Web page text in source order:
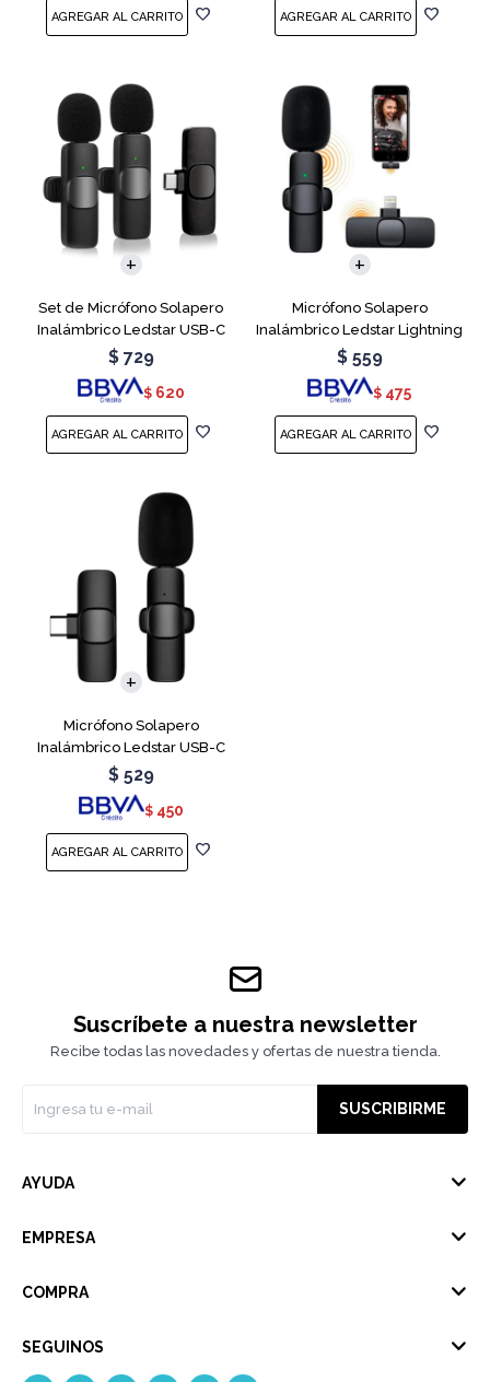
Set de Micrófono Solapero
Inalámbrico Ledstar USB-C
$ 729
$ 620
Micrófono Solapero
Inalámbrico Ledstar Lightning
$ 559
$ 475
Micrófono Solapero
Inalámbrico Ledstar USB-C
$ 529
$ 450
Suscríbete a nuestra newsletter
Recibe todas las novedades y ofertas de nuestra tienda.
SUSCRIBIRME
AYUDA
EMPRESA
COMPRA
SEGUINOS